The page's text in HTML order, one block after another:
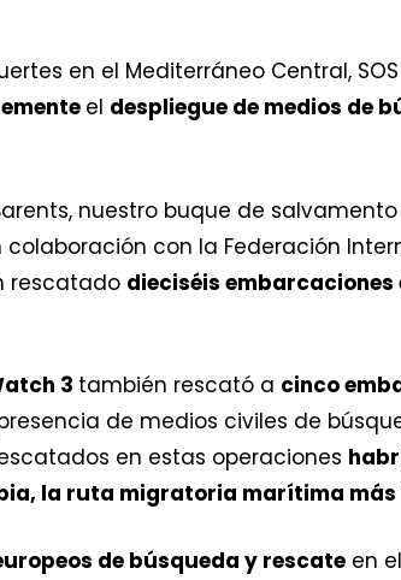
en el Mediterráneo Central,
el despliegue de medios de
nuestro buque de
con la Federación
rescatado dieciséis embarcaciones
3 también rescató a cinco
de medios civiles de
en estas operaciones
la ruta migratoria marítima más
de búsqueda y rescate en